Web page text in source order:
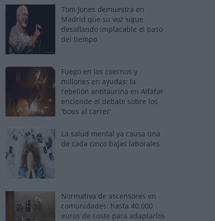
Tom Jones demuestra en
Madrid que su voz sigue
desafiando implacable el paso
del tiempo
Fuego en los cuernos y
millones en ayudas: la
rebelión antitaurina en Alfafar
enciende el debate sobre los
'bous al carrer'
La salud mental ya causa una
de cada cinco bajas laborales
Normativa de ascensores en
comunidades: hasta 40.000
euros de coste para adaptarlos